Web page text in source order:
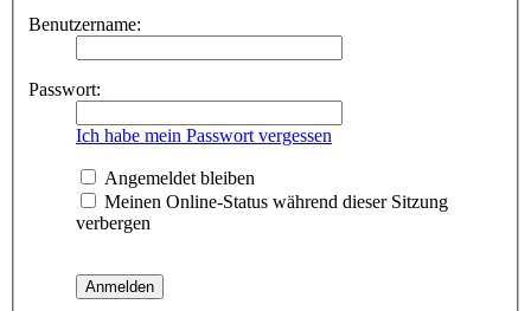
Benutzername:
Passwort:
Ich habe mein Passwort vergessen
Angemeldet bleiben
Meinen Online-Status während dieser Sitzung
verbergen